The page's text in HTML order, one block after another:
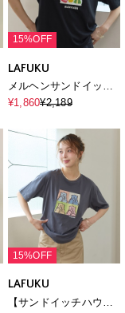
15%OFF
LAFUKU
メルヘンサンドイッチ
ロゴ5分袖T
¥1,860¥2,189
15%OFF
LAFUKU
【サンドイッチハウス